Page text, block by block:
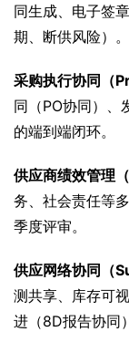
同生成、电子签
期、断供风险）。
采购执行协同（
同（PO协同）、
的端到端闭环。
供应商绩效管理
务、社会责任等
季度评审。
供应网络协同（
测共享、库存可
进（8D报告协同